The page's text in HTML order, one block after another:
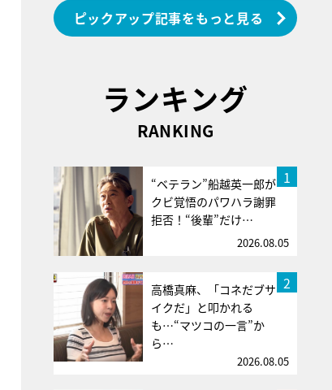
ピックアップ記事をもっと見る
ランキング
RANKING
1
“ベテラン”船越英一郎が
クビ覚悟のパワハラ謝罪
拒否！“後輩”だけ…
2026.08.05
2
高橋真麻、「コネだブサ
イクだ」と叩かれる
も…“マツコの一言”か
ら…
2026.08.05